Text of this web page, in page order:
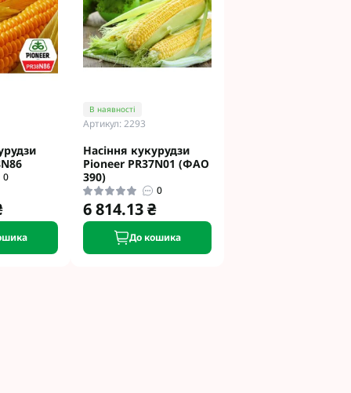
Під
Раундап
0
В наявності
Артикул: 2293
Насіння кукурудзи
Pioneer PR37N01 (ФАО
390)
0
6 814.13 ₴
До кошика